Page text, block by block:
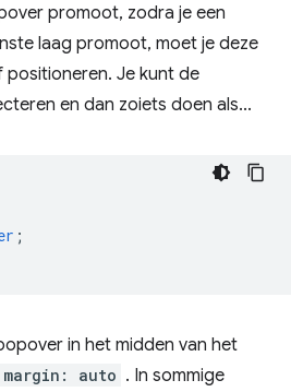
promoot, zodra je een
laag promoot, moet je deze
positioneren. Je kunt de
en dan zoiets doen als...
;
in het midden van het
margin: auto . In sommige